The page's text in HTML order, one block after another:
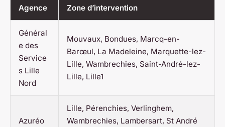
Agence Zone d’intervention
Général
e des
Service
s Lille
Nord
Mouvaux, Bondues, Marcq-en-
Barœul, La Madeleine, Marquette-lez-
Lille, Wambrechies, Saint-André-lez-
Lille, Lille1
Azuréo
Lille, Pérenchies, Verlinghem,
Wambrechies, Lambersart, St André